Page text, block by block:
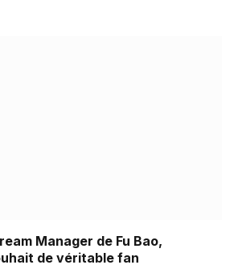
Manager de Fu Bao,
de véritable fan